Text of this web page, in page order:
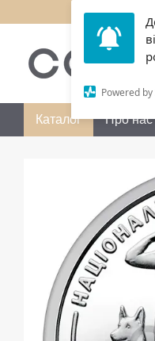
Powered by
Перейти до основного
Каталог Про нас